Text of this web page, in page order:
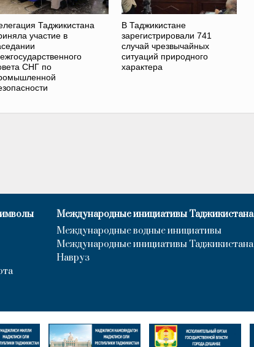
Таджикистана
участие в
СНГ по
В Таджикистане
зарегистрировали 741
случай чрезвычайных
ситуаций природного
характера
Международные инициативы Таджикистана
Международные водные инициативы
Международные инициативы Таджикистана
Навруз